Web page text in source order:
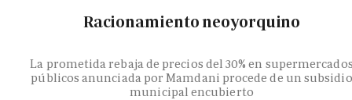
Racionamiento neoyorquino
La prometida rebaja de precios del 30% en
públicos anunciada por Mamdani procede de un subsidio
municipal encubierto